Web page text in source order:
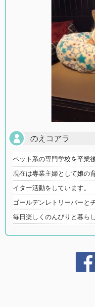
のえコアラ
ペット系の専門学校を卒業
現在は専業主婦として娘の
イター活動をしています。
ゴールデンレトリーバーと
毎日楽しくのんびりと暮ら